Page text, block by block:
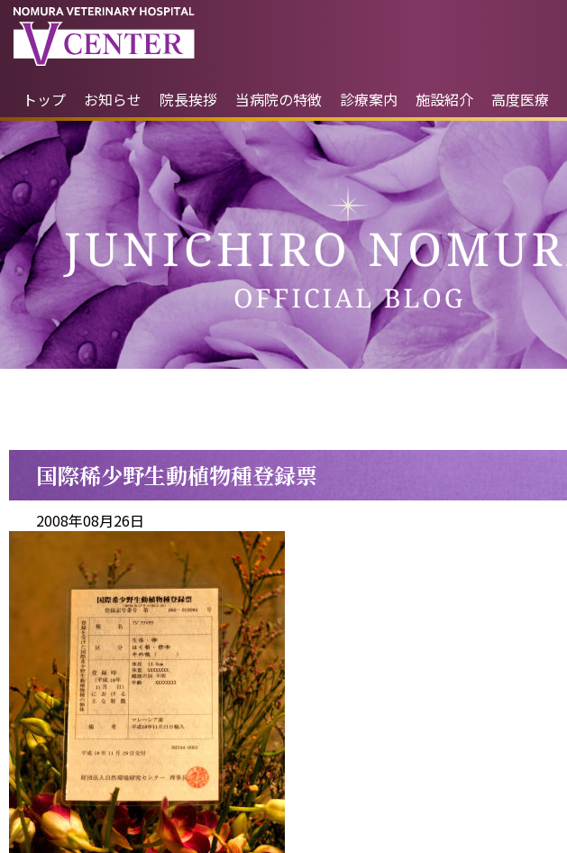
トップ お知らせ 院長挨拶 当病院の特徴 診療案内 施設紹介 高度医療
国際稀少野生動植物種登録票
2008年08月26日